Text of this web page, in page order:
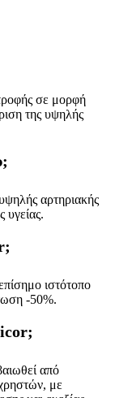
σε μορφή
της υψηλής
αρτηριακής
υγείας.
ιστότοπο
-50%.
από
χρηστών, με